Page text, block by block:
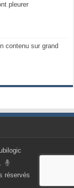
pleurer
contenu sur grand
réservés